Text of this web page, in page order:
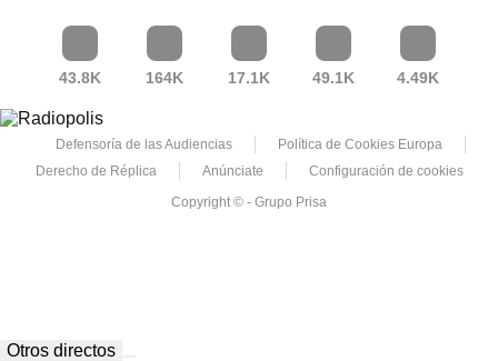
43.8K 164K 17.1K 49.1K 4.49K
Defensoría de las Audiencias
Política de Cookies Europa
Derecho de Réplica
Anúnciate
Configuración de cookies
Copyright © - Grupo Prisa
Otros directos